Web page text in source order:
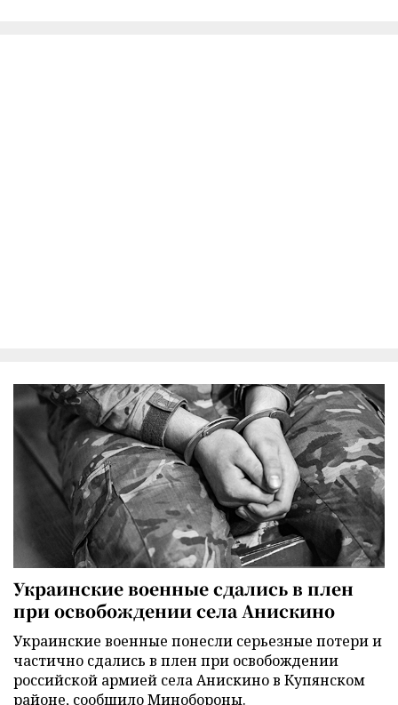
Украинские военные сдались в плен
при освобождении села Анискино
Украинские военные понесли серьезные потери и
частично сдались в плен при освобождении
российской армией села Анискино в Купянском
районе, сообщило Минобороны.